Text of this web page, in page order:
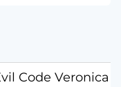
Code Veronica